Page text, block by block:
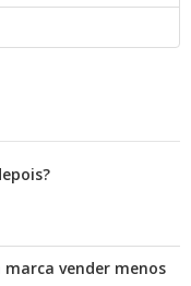
vender menos